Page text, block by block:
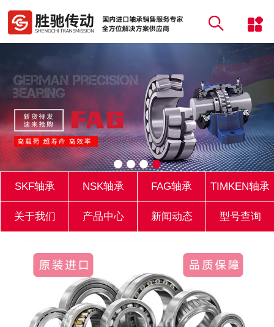
SKF轴承 NSK轴承 FAG轴承 TIMKEN轴承
关于我们 产品中心 新闻动态 型号查询